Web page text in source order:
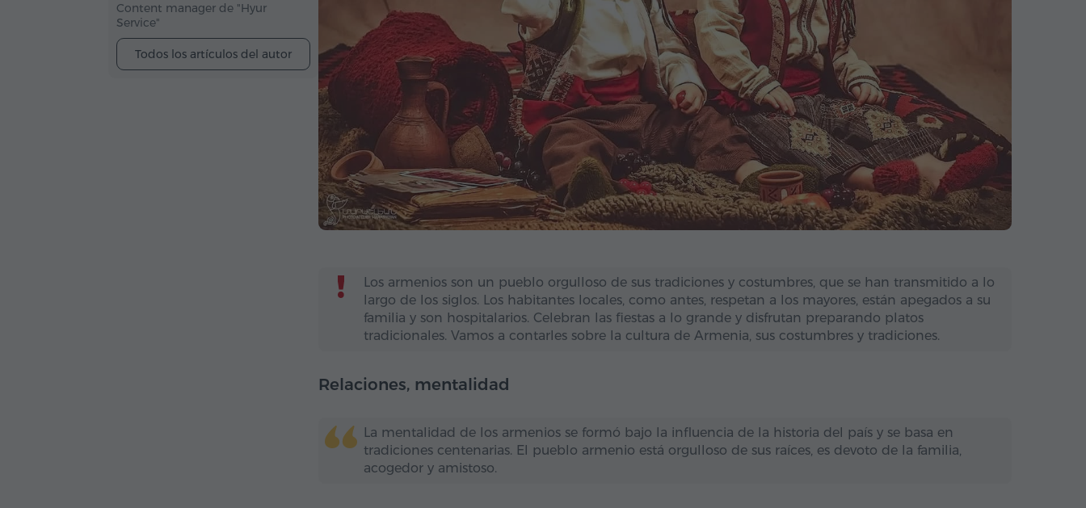
Los armenios son un pueblo orgulloso de sus tradiciones y costumbres, que se han transmitido a lo
largo de los siglos. Los habitantes locales, como antes, respetan a los mayores, están apegados a su
familia y son hospitalarios. Celebran las fiestas a lo grande y disfrutan preparando platos
tradicionales. Vamos a contarles sobre la cultura de Armenia, sus costumbres y tradiciones.
Relaciones, mentalidad
La mentalidad de los armenios se formó bajo la influencia de la historia del país y se basa en
tradiciones centenarias. El pueblo armenio está orgulloso de sus raíces, es devoto de la familia,
acogedor y amistoso.
Content manager de "Hyur
Service"
Todos los artículos del autor